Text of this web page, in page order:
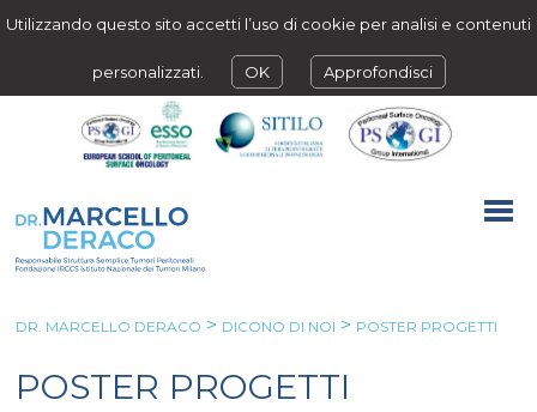
Utilizzando questo sito accetti l’uso di cookie per analisi e contenuti
personalizzati. OK Approfondisci
DR. MARCELLO DERACO > DICONO DI NOI > POSTER PROGETTI
POSTER PROGETTI